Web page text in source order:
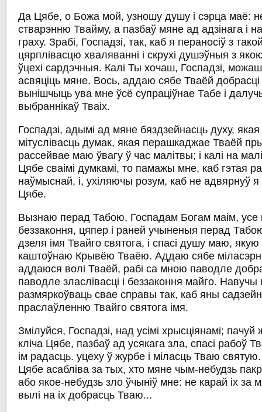
Да Цябе, о Божа мой, узношу душу і сэрца маё:
стварэнню Твайму, а пазбаў мяне ад адзінага і
граху. Зрабі, Госпадзі, так, каб я пераносіў з
цярплівасцю хваляванні і скрухі душэўныя з
ўцехі сардэчныя. Калі Ты хочаш, Госпадзі, можаш
асвяціць мяне. Вось, аддаю сябе Тваёй
вынішчыць ува мне ўсё супраціўнае Табе і
выбраннікаў Тваіх.
Госпадзі, адымі ад мяне бяздзейнасць духу,
мітуслівасць думак, якая перашкаджае Тваёй
рассейвае маю ўвагу ў час малітвы; і калі на
Цябе сваімі думкамі, то памажы мне, каб гэтая
наўмыснай, і, ухіляючы розум, каб не адвярнуў
Цябе.
Вызнаю перад Табою, Госпадам Богам маім, усе
беззаконня, цяпер і раней учыненыя перад
дзеля імя Твайго святога, і спасі душу маю, якую
каштоўнаю Крывёю Тваёю. Аддаю сябе
аддаюся волі Тваёй, рабі са мною паводле
паводле зласлівасці і беззаконня майго. Навучы
размяркоўваць свае справы так, каб яны
праслаўленню Твайго святога імя.
Змілуйся, Госпадзі, над усімі хрысціянамі; пачуй
кліча Цябе, пазбаў ад усякага зла, спасі рабоў
ім радасць. уцеху ў журбе і міласць Тваю
Цябе асабліва за тых, хто мяне чым-небудзь
або якое-небудзь зло ўчыніў мне: не карай іх за
вылі на іх добрасць Тваю...